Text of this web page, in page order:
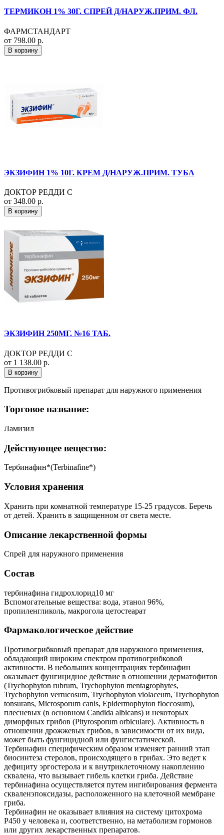
ТЕРМИКОН 1% 30Г. СПРЕЙ Д/НАРУЖ.ПРИМ. ФЛ.
ФАРМСТАНДАРТ
от 798.00 р.
В корзину
ЭКЗИФИН 1% 10Г. КРЕМ Д/НАРУЖ.ПРИМ. ТУБА
ДОКТОР РЕДДИ С
от 348.00 р.
В корзину
ЭКЗИФИН 250МГ. №16 ТАБ.
ДОКТОР РЕДДИ С
от 1 138.00 р.
В корзину
Противогрибковый препарат для наружного применения
Торговое название:
Ламизил
Действующее вещество:
Тербинафин*(Terbinafine*)
Условия хранения
Хранить при комнатной температуре 15-25 градусов. Беречь
от детей. Хранить в защищенном от света месте.
Описание лекарственной формы
Спрей для наружного применения
Состав
тербинафина гидрохлорид10 мг
Вспомогательные вещества: вода, этанол 96%,
пропиленгликоль, макрогола цетостеарат
Фармакологическое действие
Противогрибковый препарат для наружного применения,
обладающий широким спектром противогрибковой
активности. В небольших концентрациях тербинафин
оказывает фунгицидное действие в отношении дерматофитов
(Trychophyton rubrum, Trychophyton mentagrophytes,
Trychophyton verrucosum, Trychophyton violaceum, Trychophyton
tonsurans, Microsporum canis, Epidermophyton floccosum),
плесневых (в основном Candida albicans) и некоторых
диморфных грибов (Pityrosporum orbiculare). Активность в
отношении дрожжевых грибов, в зависимости от их вида,
может быть фунгицидной или фунгистатической.
Тербинафин специфическим образом изменяет ранний этап
биосинтеза стеролов, происходящего в грибах. Это ведет к
дефициту эргостерола и к внутриклеточному накоплению
сквалена, что вызывает гибель клетки гриба. Действие
тербинафина осуществляется путем ингибирования фермента
скваленэпоксидазы, расположенного на клеточной мембране
гриба.
Тербинафин не оказывает влияния на систему цитохрома
Р450 у человека и, соответственно, на метаболизм гормонов
или других лекарственных препаратов.